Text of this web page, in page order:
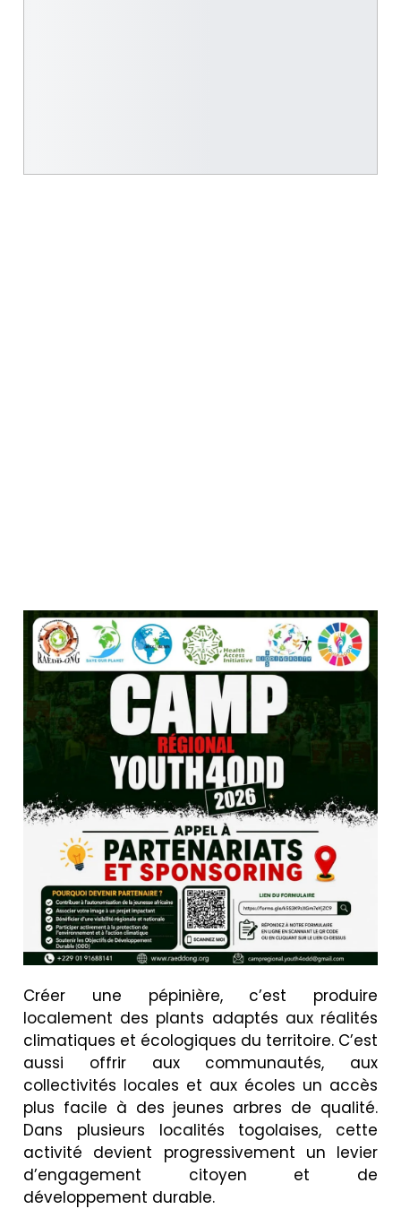
Créer une pépinière, c’est produire
localement des plants adaptés aux réalités
climatiques et écologiques du territoire. C’est
aussi offrir aux communautés, aux
collectivités locales et aux écoles un accès
plus facile à des jeunes arbres de qualité.
Dans plusieurs localités togolaises, cette
activité devient progressivement un levier
d’engagement citoyen et de
développement durable.